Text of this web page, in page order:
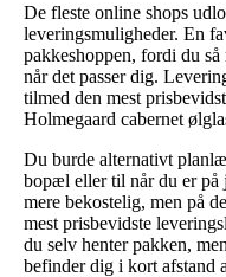
De fleste online shops
leveringsmuligheder. En
pakkeshoppen, fordi du
når det passer dig.
tilmed den mest
Holmegaard cabernet
Du burde alternativt
bopæl eller til når du er på
mere bekostelig, men på
mest prisbevidste
du selv henter pakken,
befinder dig i kort afstand